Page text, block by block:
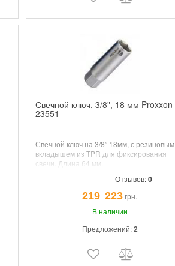
Свечной ключ, 3/8", 18 мм Proxxon
23551
Свечной ключ на 3/8” 18мм, с резиновым
вкладышем из TPR для фиксирования
свечи. Длина 64 мм.
Отзывов:0
219¯223грн.
В наличии
Предложений:2